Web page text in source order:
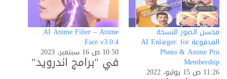
محسن الصور النسخة
المدفوعة AI Enlarger: for
Photo & Anime Pro
Membership
11:26 ص 15 يوليو، 2022
AI Anime Filter – Anime
Face v3.0.4
10:50 ص 16 سبتمبر، 2023
في "برامج اندرويد"